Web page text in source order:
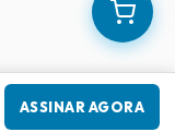
ASSINAR AGORA